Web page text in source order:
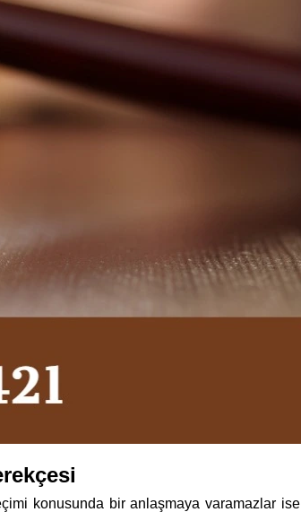
konusunda bir anlaşmaya varamazlar